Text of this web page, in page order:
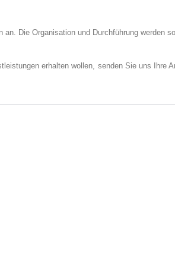
Die Organisation und Durchführung werden
erhalten wollen, senden Sie uns Ihre